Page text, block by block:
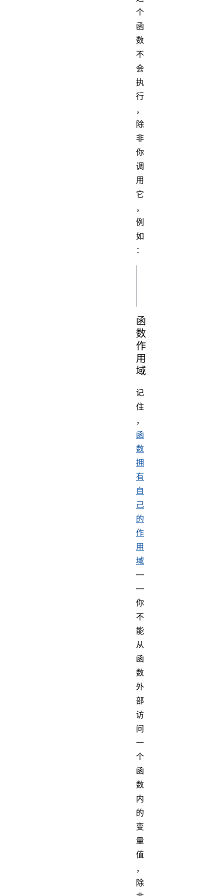
个
函
数
不
会
执
行
，
除
非
你
调
用
它
，
例
如
：
函
数
作
用
域
记
住
，
函
数
拥
有
自
己
的
作
用
域
—
—
你
不
能
从
函
数
外
部
访
问
一
个
函
数
内
的
变
量
值
，
除